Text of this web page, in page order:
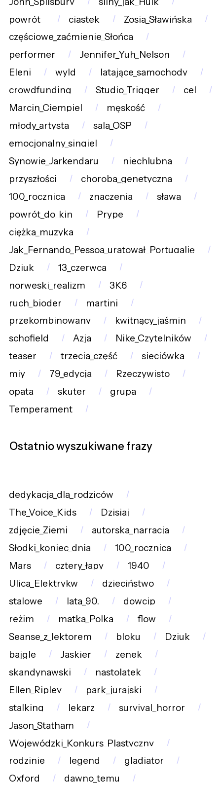
powrót_
ciastek
Zosia_Sławińska
częściowe_zaćmienie_Słońca
performer
Jennifer_Yuh_Nelson
Eleni
wyld
latające_samochody
crowdfunding
Studio_Trigger
cel
Marcin_Ciempiel
męskość
młody_artysta
sala_OSP
emocjonalny_singiel
Synowie_Jarkendaru
niechlubna
przyszłości
choroba_genetyczna
100_rocznica
znaczenia
sława
powrót_do_kin
Prype
ciężka_muzyka
Jak_Fernando_Pessoa_uratował_Portugalię
Dziuk
13_czerwca
norweski_realizm
3K6
ruch_bioder
martini
przekombinowany
kwitnący_jaśmin
schofield
Azja
Nike_Czytelników
teaser
trzecia_część
sieciówka
miy
79_edycja
Rzeczywisto
opata
skuter
grupa
Temperament
Ostatnio wyszukiwane frazy
dedykacja_dla_rodziców
The_Voice_Kids
Dzisiaj
zdjęcie_Ziemi
autorska_narracja
Słodki_koniec_dnia
100_rocznica
Mars
cztery_łapy
1940
Ulica_Elektrykw
dzieciństwo
stalowe
lata_90.
dowcip
reżim
matka_Polka
flow
Seanse_z_lektorem
bloku
Dziuk
bajgle
Jaskier
zenek
skandynawski
nastolatek
Ellen_Ripley
park_jurajski
stalking
lekarz
survival_horror
Jason_Statham
Wojewódzki_Konkurs_Plastyczny
rodzinie
legend
gladiator
Oxford
dawno_temu